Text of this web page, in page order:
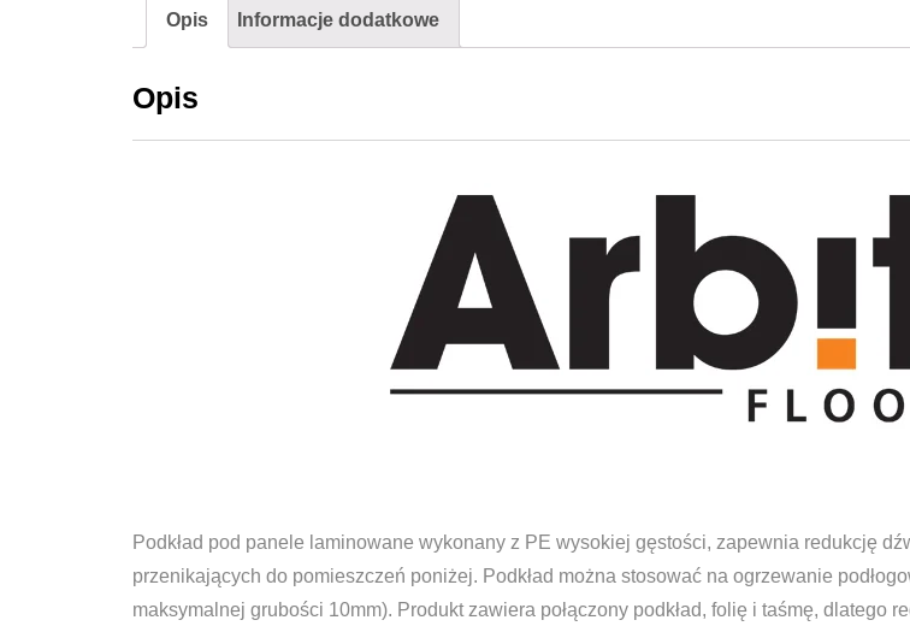
Opis Informacje dodatkowe
Opis
Podkład pod panele laminowane wykonany z PE wysokiej gęstości, zapewnia redukcję
przenikających do pomieszczeń poniżej. Podkład można stosować na ogrzewanie
maksymalnej grubości 10mm). Produkt zawiera połączony podkład, folię i taśmę, dlatego